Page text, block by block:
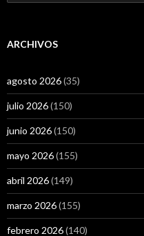
ARCHIVOS
agosto 2026(35)
julio 2026(150)
junio 2026(150)
mayo 2026(155)
abril 2026(149)
marzo 2026(155)
febrero 2026(140)